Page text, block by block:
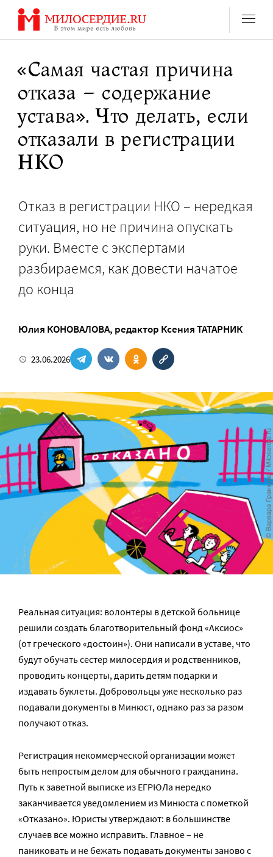
Перейти
содержанию
«Самая частая причина
отказа – содержание
устава». Что делать, если
отказали в регистрации
НКО
Отказ в регистрации НКО – нередкая
ситуация, но не причина опускать
руки. Вместе с экспертами
разбираемся, как довести начатое
до конца
Юлия КОНОВАЛОВА, редактор Ксения ТАТАРНИК
23.06.2026
Реальная ситуация: волонтеры в детской больнице
решили создать благотворительный фонд «Аксиос»
(от греческого «достоин»). Они написали в уставе, что
будут обучать сестер милосердия и родственников,
проводить концерты, дарить детям подарки и
издавать буклеты. Добровольцы уже несколько раз
подавали документы в Минюст, однако раз за разом
получают отказ.
Регистрация некоммерческой организации может
быть непростым делом для обычного гражданина.
Путь к заветной выписке из ЕГРЮЛа нередко
заканчивается уведомлением из Минюста с пометкой
«Отказано». Юристы утверждают: в большинстве
случаев все можно исправить. Главное – не
паниковать и не бежать подавать документы заново с